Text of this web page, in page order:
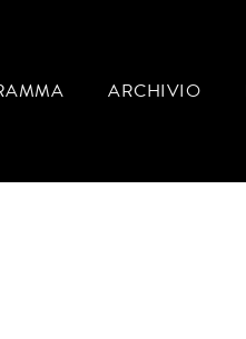
ARCHIVIO